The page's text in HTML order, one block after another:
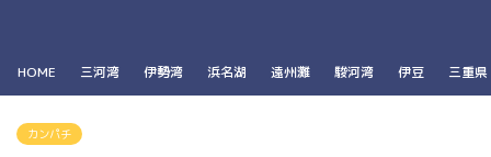
HOME 三河湾 伊勢湾 浜名湖 遠州灘 駿河湾 伊豆 三重県
カンパチ